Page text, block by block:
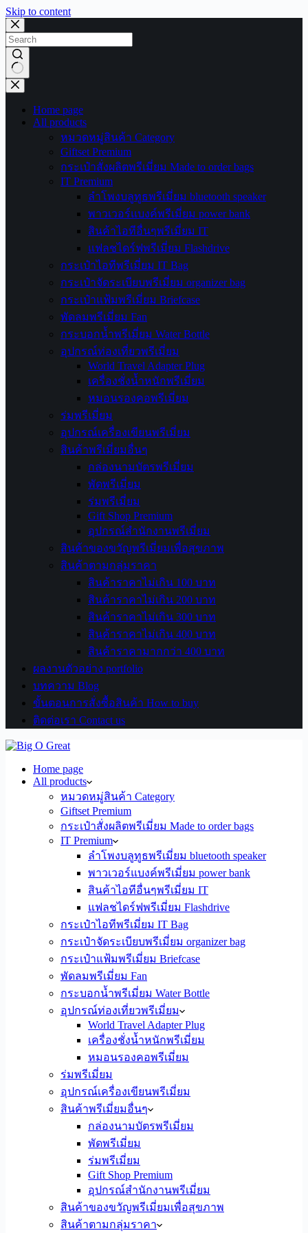
Skip to content
No
results
Home page
All products
หมวดหมู่สินค้า Category
Giftset Premium
กระเป๋าสั่งผลิตพรีเมี่ยม Made to order bags
IT Premium
ลำโพงบลูทูธพรีเมี่ยม bluetooth speaker
พาวเวอร์แบงค์พรีเมี่ยม power bank
สินค้าไอทีอื่นๆพรีเมี่ยม IT
แฟลชไดร์ฟพรีเมี่ยม Flashdrive
กระเป๋าไอทีพรีเมี่ยม IT Bag
กระเป๋าจัดระเบียบพรีเมี่ยม organizer bag
กระเป๋าแฟ้มพรีเมี่ยม Briefcase
พัดลมพรีเมี่ยม Fan
กระบอกน้ำพรีเมี่ยม Water Bottle
อุปกรณ์ท่องเที่ยวพรีเมี่ยม
World Travel Adapter Plug
เครื่องชั่งน้ำหนักพรีเมี่ยม
หมอนรองคอพรีเมี่ยม
ร่มพรีเมี่ยม
อุปกรณ์เครื่องเขียนพรีเมี่ยม
สินค้าพรีเมี่ยมอื่นๆ
กล่องนามบัตรพรีเมี่ยม
พัดพรีเมี่ยม
ร่มพรีเมี่ยม
Gift Shop Premium
อุปกรณ์สำนักงานพรีเมี่ยม
สินค้าของขวัญพรีเมี่ยมเพื่อสุขภาพ
สินค้าตามกลุ่มราคา
สินค้าราคาไม่เกิน 100 บาท
สินค้าราคาไม่เกิน 200 บาท
สินค้าราคาไม่เกิน 300 บาท
สินค้าราคาไม่เกิน 400 บาท
สินค้าราคามากกว่า 400 บาท
ผลงานตัวอย่าง portfolio
บทความ Blog
ขั้นตอนการสั่งซื้อสินค้า How to buy
ติดต่อเรา Contact us
Home page
All products
หมวดหมู่สินค้า Category
Giftset Premium
กระเป๋าสั่งผลิตพรีเมี่ยม Made to order bags
IT Premium
ลำโพงบลูทูธพรีเมี่ยม bluetooth speaker
พาวเวอร์แบงค์พรีเมี่ยม power bank
สินค้าไอทีอื่นๆพรีเมี่ยม IT
แฟลชไดร์ฟพรีเมี่ยม Flashdrive
กระเป๋าไอทีพรีเมี่ยม IT Bag
กระเป๋าจัดระเบียบพรีเมี่ยม organizer bag
กระเป๋าแฟ้มพรีเมี่ยม Briefcase
พัดลมพรีเมี่ยม Fan
กระบอกน้ำพรีเมี่ยม Water Bottle
อุปกรณ์ท่องเที่ยวพรีเมี่ยม
World Travel Adapter Plug
เครื่องชั่งน้ำหนักพรีเมี่ยม
หมอนรองคอพรีเมี่ยม
ร่มพรีเมี่ยม
อุปกรณ์เครื่องเขียนพรีเมี่ยม
สินค้าพรีเมี่ยมอื่นๆ
กล่องนามบัตรพรีเมี่ยม
พัดพรีเมี่ยม
ร่มพรีเมี่ยม
Gift Shop Premium
อุปกรณ์สำนักงานพรีเมี่ยม
สินค้าของขวัญพรีเมี่ยมเพื่อสุขภาพ
สินค้าตามกลุ่มราคา